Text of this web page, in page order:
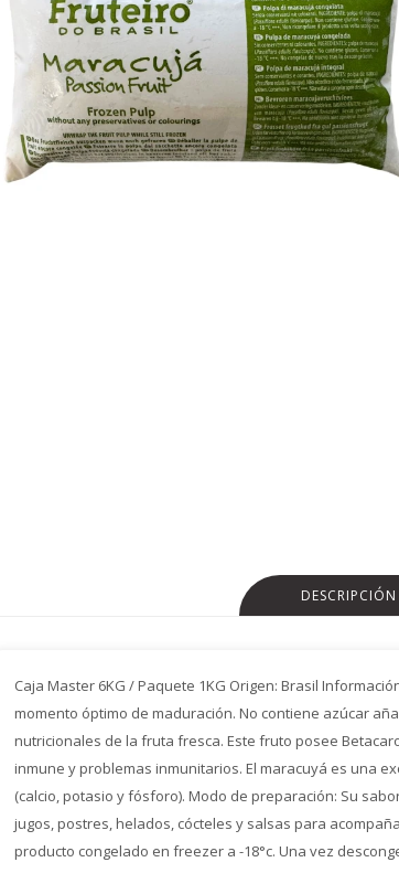
DESCRIPCIÓN
Caja Master 6KG / Paquete 1KG Origen: Brasil
momento óptimo de maduración. No contiene azúcar
nutricionales de la fruta fresca. Este fruto posee
inmune y problemas inmunitarios. El maracuyá es una
(calcio, potasio y fósforo). Modo de preparación: Su
jugos, postres, helados, cócteles y salsas para
producto congelado en freezer a -18°c. Una vez